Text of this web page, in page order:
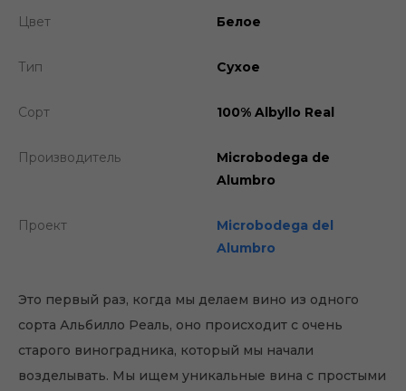
Цвет Белое
Тип Сухое
Сорт 100% Albyllo Real
Производитель
Microbodega de
Alumbro
Проект
Microbodega del
Alumbro
Это первый раз, когда мы делаем вино из одного
сорта Альбилло Реаль, оно происходит с очень
старого виноградника, который мы начали
возделывать. Мы ищем уникальные вина с простыми